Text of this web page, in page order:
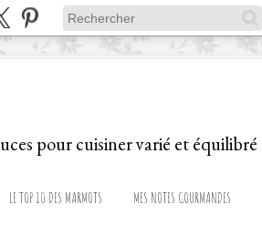
LE TOP 10 DES MARMOTS MES NOTES GOURMANDES